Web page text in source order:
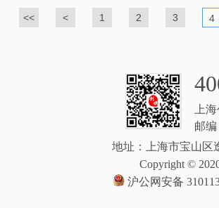
<< < 1 2 3 4
上
邮编
地址：上海市宝山区
Copyright ©
沪公网安备